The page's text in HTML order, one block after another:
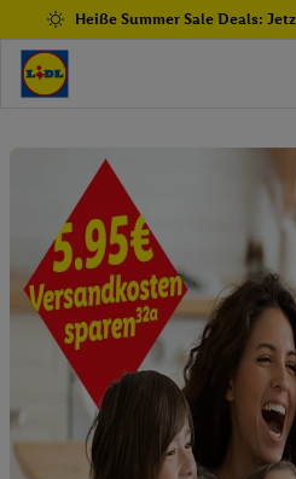
Heiße Summer Sale Deals: